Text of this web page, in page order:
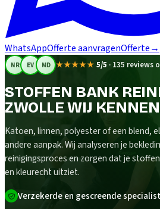
WhatsAppOfferte aanvragenOfferte→
NR EV MD ★★★★★ 5/5 · 135 reviews
STOFFEN BANK
ZWOLLE WIJ
Katoen, linnen, polyester of een blend,
andere aanpak. Wij analyseren je
reinigingsproces en zorgen dat je
en kleurecht uitziet.
Verzekerde en gescreende